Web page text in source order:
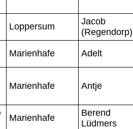
Loppersum
Jacob
(Regendorp)
Marienhafe Adelt
Marienhafe Antje
Marienhafe
Berend
Lüdmers